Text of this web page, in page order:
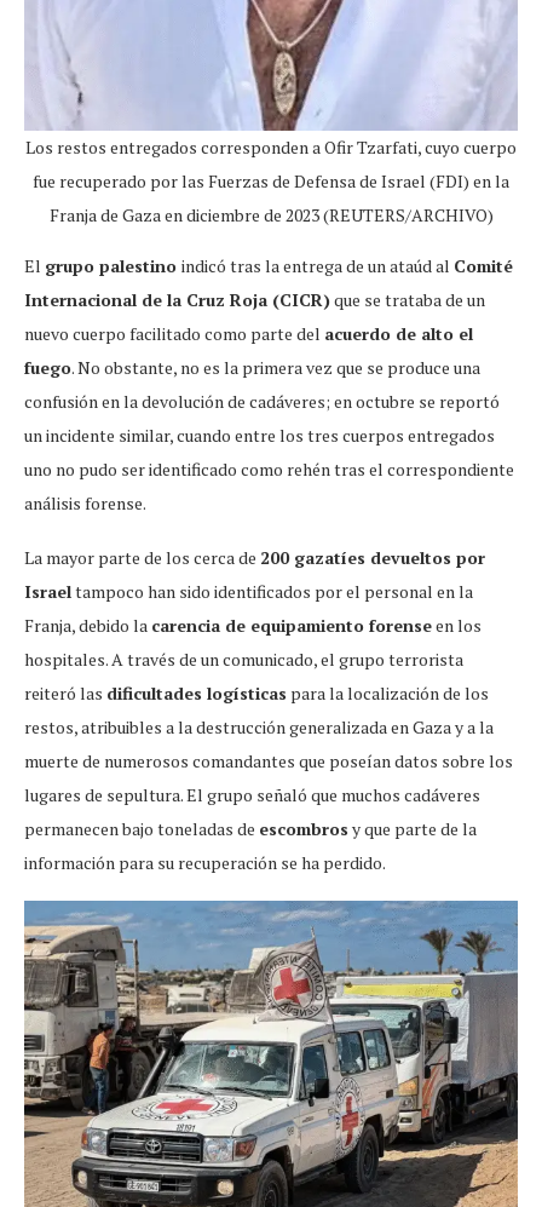
Los restos entregados corresponden a Ofir Tzarfati, cuyo cuerpo
fue recuperado por las Fuerzas de Defensa de Israel (FDI) en la
Franja de Gaza en diciembre de 2023 (REUTERS/ARCHIVO)
El grupo palestino indicó tras la entrega de un ataúd al Comité
Internacional de la Cruz Roja (CICR)que se trataba de un
nuevo cuerpo facilitado como parte del acuerdo de alto el
fuego. No obstante, no es la primera vez que se produce una
confusión en la devolución de cadáveres; en octubre se reportó
un incidente similar, cuando entre los tres cuerpos entregados
uno no pudo ser identificado como rehén tras el correspondiente
análisis forense.
La mayor parte de los cerca de 200 gazatíes devueltos por
Israeltampoco han sido identificados por el personal en la
Franja, debido la carencia de equipamiento forenseen los
hospitales. A través de un comunicado, el grupo terrorista
reiteró las dificultades logísticas para la localización de los
restos, atribuibles a la destrucción generalizada en Gaza y a la
muerte de numerosos comandantes que poseían datos sobre los
lugares de sepultura. El grupo señaló que muchos cadáveres
permanecen bajo toneladas de escombros y que parte de la
información para su recuperación se ha perdido.